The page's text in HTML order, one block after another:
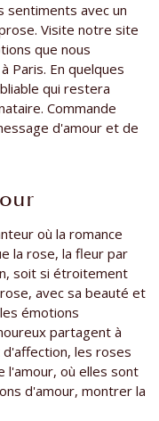
avec un
Visite notre site
que nous
Paris. En quelques
qui restera
Commande
d'amour et de
où la romance
la rose, la fleur par
soit si étroitement
avec sa beauté et
émotions
partagent à
d'affection, les roses
l'amour, où elles sont
d'amour, montrer la